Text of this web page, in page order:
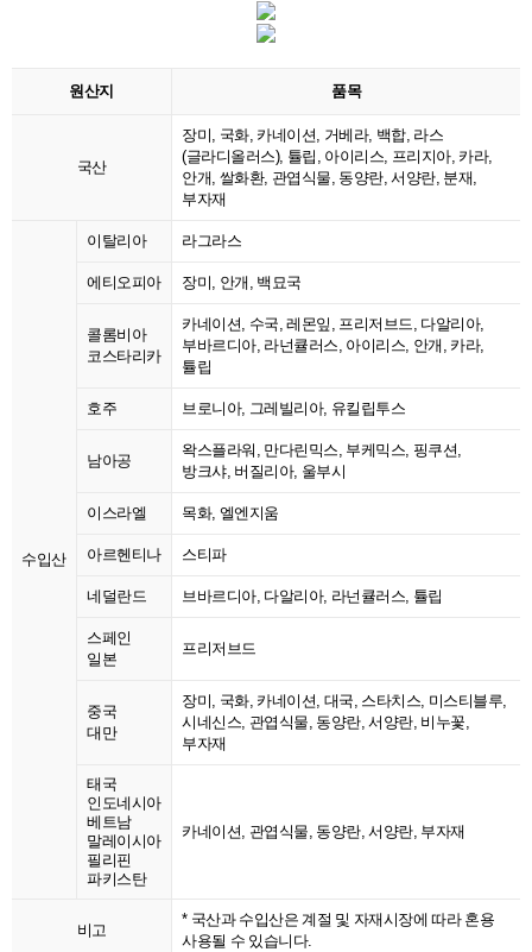
원산지 품목
국산
장미, 국화, 카네이션, 거베라, 백합, 라스
(글라디올러스), 튤립, 아이리스, 프리지아, 카라,
안개, 쌀화환, 관엽식물, 동양란, 서양란, 분재,
부자재
수입산
이탈리아 라그라스
에티오피아 장미, 안개, 백묘국
콜롬비아
코스타리카
카네이션, 수국, 레몬잎, 프리저브드, 다알리아,
부바르디아, 라넌큘러스, 아이리스, 안개, 카라,
튤립
호주 브로니아, 그레빌리아, 유킬립투스
남아공
왁스플라워, 만다린믹스, 부케믹스, 핑쿠션,
방크샤, 버질리아, 울부시
이스라엘 목화, 엘엔지움
아르헨티나 스티파
네덜란드 브바르디아, 다알리아, 라넌큘러스, 튤립
스페인
일본
프리저브드
중국
대만
장미, 국화, 카네이션, 대국, 스타치스, 미스티블루,
시네신스, 관엽식물, 동양란, 서양란, 비누꽃,
부자재
태국
인도네시아
베트남
말레이시아
필리핀
파키스탄
카네이션, 관엽식물, 동양란, 서양란, 부자재
비고
* 국산과 수입산은 계절 및 자재시장에 따라 혼용
사용될 수 있습니다.